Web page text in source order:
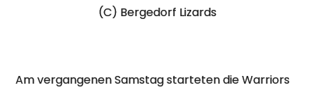
(C) Bergedorf Lizards
Am vergangenen Samstag starteten die Warriors